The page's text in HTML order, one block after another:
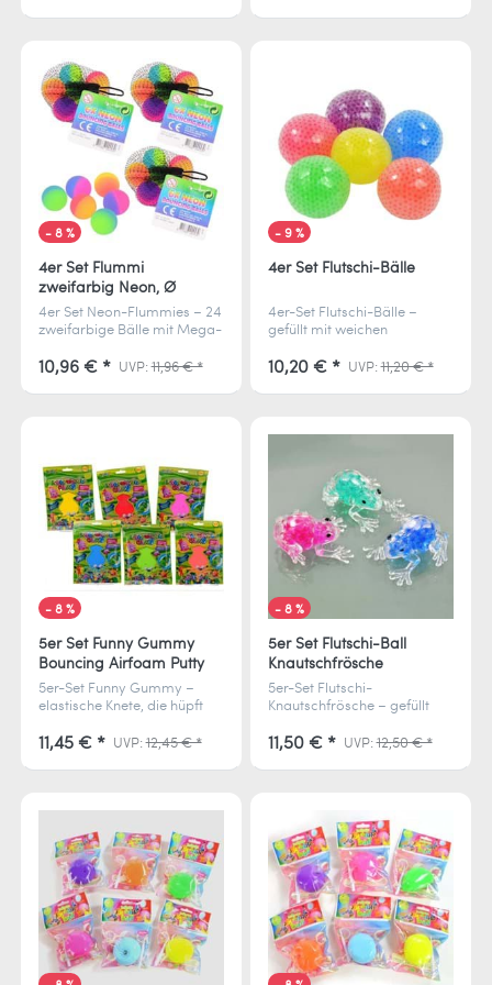
Seifenblasen, ideal für
Farbauswahl in 4 Varianten.
- 8 %
4er Set Flummi
zweifarbig Neon, Ø
27mm, 6 Stück im Netz
4er Set Neon-Flummies – 24
zweifarbige Bälle mit Mega-
Give-Away, Geschenk oder
für jede Menge Spielspaß.
10,96 € * UVP:11,96 € *
- 9 %
4er Set Flutschi-Bälle
4er-Set Flutschi-Bälle –
gefüllt mit weichen
entspannendes Kneten.
Perfekt zur
Stressbewältigung in Schule,
10,20 € * UVP:11,20 € *
- 8 %
5er Set Funny Gummy
Bouncing Airfoam Putty
5er-Set Funny Gummy –
elastische Knete, die hüpft
ist wie Gummi.
Lufttrocknend, in
Neonfarben sortiert.
11,45 € * UVP:12,45 € *
- 8 %
5er Set Flutschi-Ball
Knautschfrösche
5er-Set Flutschi-
Knautschfrösche – gefüllt
für entspannendes Kneten.
Perfekt zur
Stressbewältigung & für
11,50 € * UVP:12,50 € *